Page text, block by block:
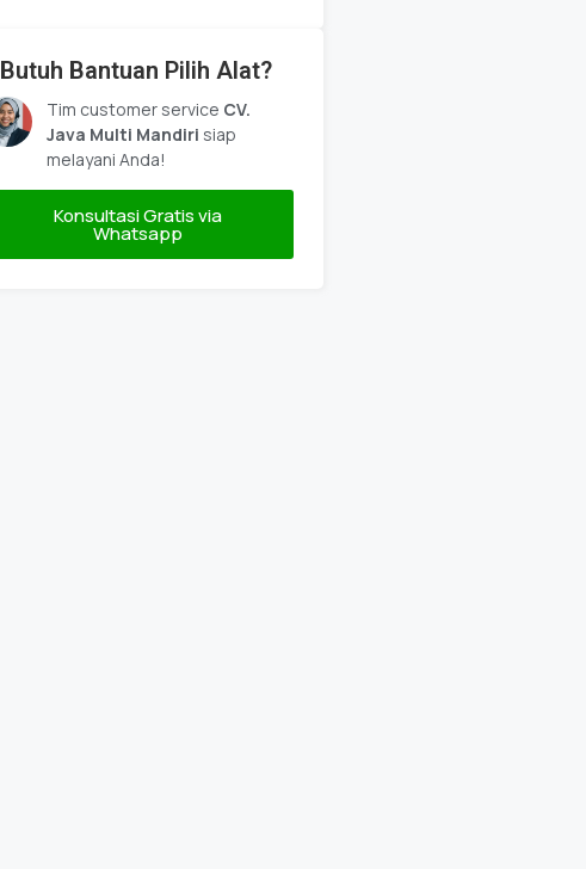
Butuh Bantuan Pilih Alat?
Tim customer service CV.
Java Multi Mandiri siap
melayani Anda!
Konsultasi Gratis via
Whatsapp